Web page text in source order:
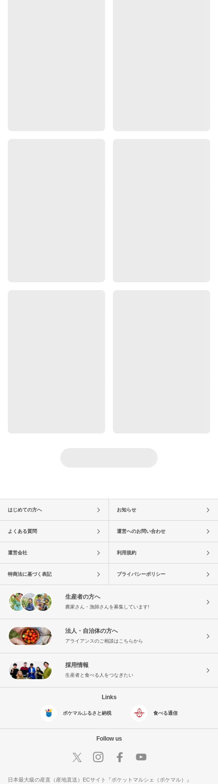
はじめての方へ お知らせ
よくある質問 運営へのお問い合わせ
運営会社 利用規約
特商法に基づく表記 プライバシーポリシー
生産者の方へ
農家さん・漁師さんを募集しています!
法人・自治体の方へ
アライアンスのご相談はこちらから
採用情報
生産者と食べる人をつなぎたい
Links
ポケマルふるさと納税 食べる通信
Follow us
日本最大級の産直（産地直送）ECサイト『ポケットマルシェ（ポケマル）』